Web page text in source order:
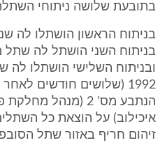
בתובעת שלושה ניתוחי
בניתוח הראשון הושתלו לה
בניתוח השני הושתל לה שתל
ובניתוח השלישי הושתלו לה
1992 (שלושים חודשים
הנתבע מס' 2 (מנהל
איכילוב) על הוצאת כל
זיהום חריף באזור שתל